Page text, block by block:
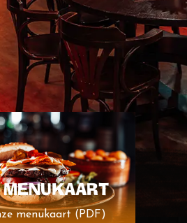
- 625 111
bestellen
menukaart (PDF)